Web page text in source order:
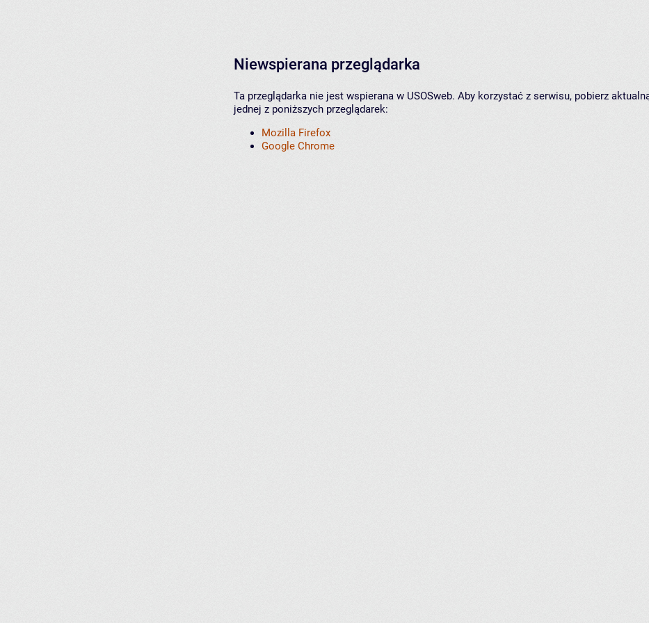
Niewspierana przeglądarka
Ta przeglądarka nie jest wspierana w USOSweb. Aby korzystać z serwisu, pobierz
jednej z poniższych przeglądarek:
Mozilla Firefox
Google Chrome